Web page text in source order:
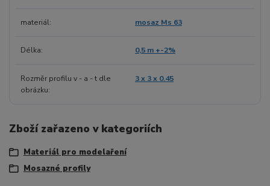
materiál mosaz Ms 63
Délka 0,5 m +-2%
Rozměr profilu v - a - t dle
obrázku
3 x 3 x 0.45
Zboží zařazeno v kategoriích
Materiál pro modelaření
Mosazné profily